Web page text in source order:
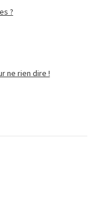
?
ne rien dire !